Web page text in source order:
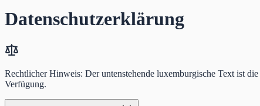
Datenschutzerklärung
Rechtlicher Hinweis: Der untenstehende luxemburgische Text ist
Verfügung.